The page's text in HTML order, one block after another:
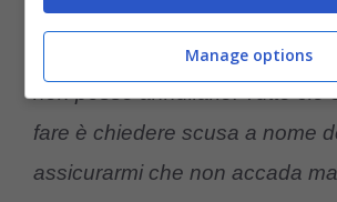
presenza del microchip. Non
come sia avvenuto l’errore, ma
non posso annullarlo. Tutto ciò
fare è chiedere scusa a nome
assicurarmi che non accada
Manage options